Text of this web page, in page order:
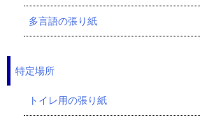
多言語の張り紙
特定場所
トイレ用の張り紙